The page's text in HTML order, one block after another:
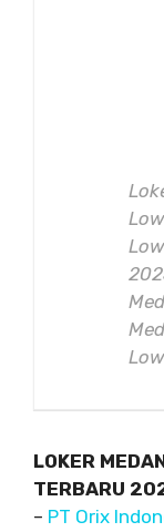
LOKER
TERBARU
– PT Orix